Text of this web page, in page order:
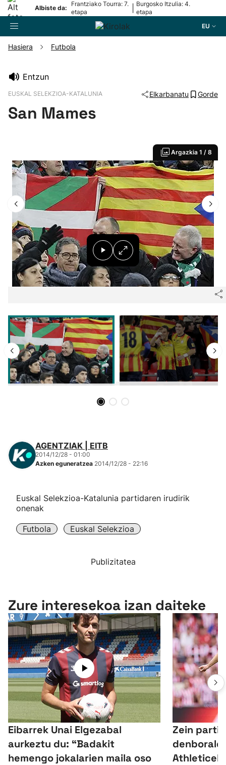
Albiste da:
Frantziako Tourra: 7.
etapa
Burgosko Itzulia: 4.
etapa
EU
Saskibaloia
Txirrindularitza
Herri-kirolak
Eskubaloia
Atletismoa
Mendi-lasterketak
Kirol gehiago
Hasiera Futbola
Entzun
EUSKAL SELEKZIOA-KATALUNIA Elkarbanatu Gorde
San Mames
Argazkia 1 / 8
AGENTZIAK | EITB
2014/12/28 - 01:00
Azken eguneratzea 2014/12/28 - 22:16
Euskal Selekzioa-Katalunia partidaren irudirik
onenak
Futbola Euskal Selekzioa
Publizitatea
Zure interesekoa izan daiteke
Eibarrek Unai Elgezabal
aurkeztu du: “Badakit
hemengo jokalarien maila oso
Zein